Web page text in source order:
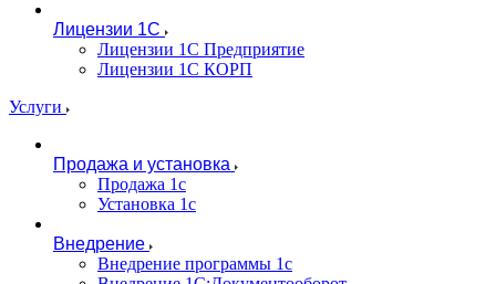
Лицензии 1С
Лицензии 1С Предприятие
Лицензии 1С КОРП
Услуги
Продажа и установка
Продажа 1с
Установка 1с
Внедрение
Внедрение программы 1с